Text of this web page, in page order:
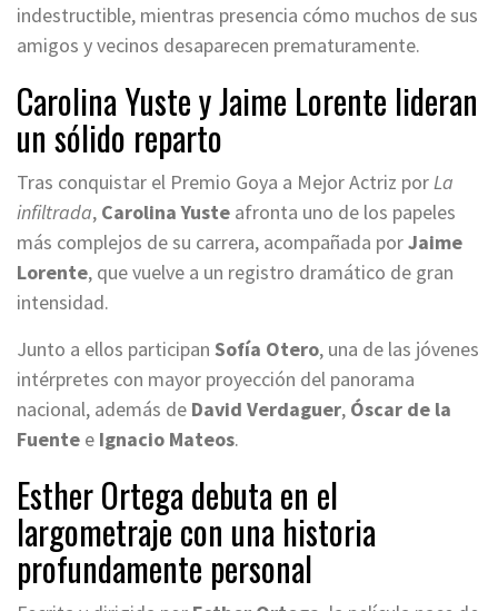
indestructible, mientras presencia cómo muchos de sus
amigos y vecinos desaparecen prematuramente.
Carolina Yuste y Jaime Lorente lideran
un sólido reparto
Tras conquistar el Premio Goya a Mejor Actriz porLa
infiltrada, Carolina Yuste afronta uno de los papeles
más complejos de su carrera, acompañada porJaime
Lorente, que vuelve a un registro dramático de gran
intensidad.
Junto a ellos participan Sofía Otero, una de las jóvenes
intérpretes con mayor proyección del panorama
nacional, además de David Verdaguer, Óscar de la
Fuente e Ignacio Mateos.
Esther Ortega debuta en el
largometraje con una historia
profundamente personal